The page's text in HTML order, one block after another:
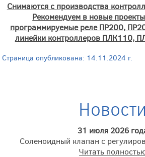
Снимаются с производства
Рекомендуем в новые
программируемые реле ПР200,
линейки контроллеров ПЛК110,
Страница опубликована: 14.11.2024 г.
Новости
31 июля 2026
Соленоидный клапан с
Читать